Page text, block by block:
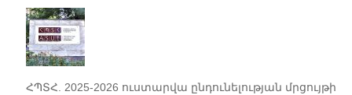
ՀՊՏՀ. 2025-2026 ուստարվա ընդունելության մրցույթի